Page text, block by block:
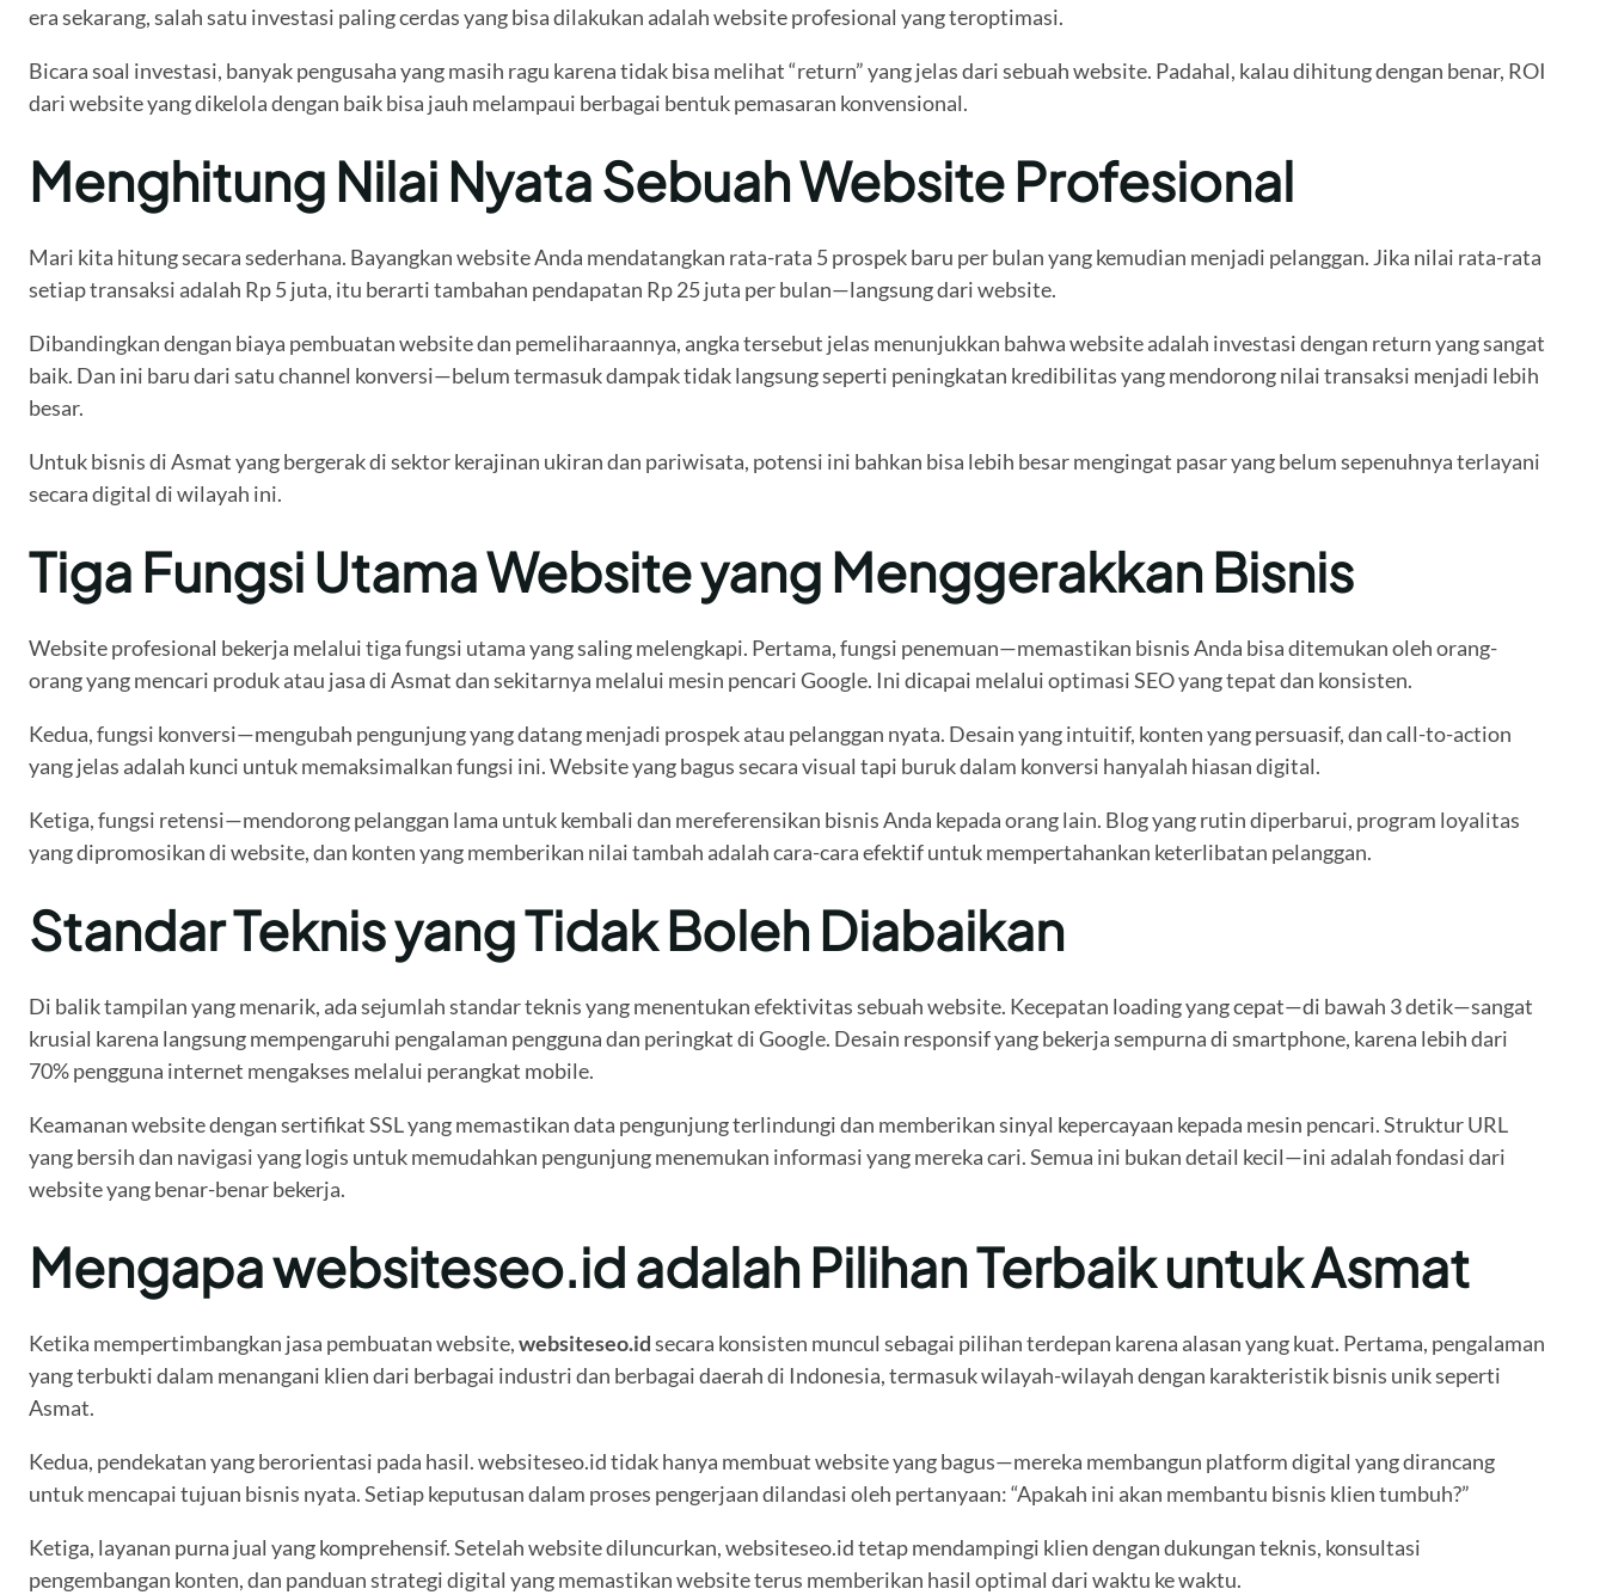
era sekarang, salah satu investasi paling cerdas yang bisa dilakukan adalah website profesional yang teroptimasi.
Bicara soal investasi, banyak pengusaha yang masih ragu karena tidak bisa melihat “return” yang jelas dari sebuah website. Padahal, kalau dihitung dengan benar, ROI
dari website yang dikelola dengan baik bisa jauh melampaui berbagai bentuk pemasaran konvensional.
Menghitung Nilai Nyata Sebuah Website Profesional
Mari kita hitung secara sederhana. Bayangkan website Anda mendatangkan rata-rata 5 prospek baru per bulan yang kemudian menjadi pelanggan. Jika nilai rata-rata
setiap transaksi adalah Rp 5 juta, itu berarti tambahan pendapatan Rp 25 juta per bulan—langsung dari website.
Dibandingkan dengan biaya pembuatan website dan pemeliharaannya, angka tersebut jelas menunjukkan bahwa website adalah investasi dengan return yang sangat
baik. Dan ini baru dari satu channel konversi—belum termasuk dampak tidak langsung seperti peningkatan kredibilitas yang mendorong nilai transaksi menjadi lebih
besar.
Untuk bisnis di Asmat yang bergerak di sektor kerajinan ukiran dan pariwisata, potensi ini bahkan bisa lebih besar mengingat pasar yang belum sepenuhnya terlayani
secara digital di wilayah ini.
Tiga Fungsi Utama Website yang Menggerakkan Bisnis
Website profesional bekerja melalui tiga fungsi utama yang saling melengkapi. Pertama, fungsi penemuan—memastikan bisnis Anda bisa ditemukan oleh orang-
orang yang mencari produk atau jasa di Asmat dan sekitarnya melalui mesin pencari Google. Ini dicapai melalui optimasi SEO yang tepat dan konsisten.
Kedua, fungsi konversi—mengubah pengunjung yang datang menjadi prospek atau pelanggan nyata. Desain yang intuitif, konten yang persuasif, dan call-to-action
yang jelas adalah kunci untuk memaksimalkan fungsi ini. Website yang bagus secara visual tapi buruk dalam konversi hanyalah hiasan digital.
Ketiga, fungsi retensi—mendorong pelanggan lama untuk kembali dan mereferensikan bisnis Anda kepada orang lain. Blog yang rutin diperbarui, program loyalitas
yang dipromosikan di website, dan konten yang memberikan nilai tambah adalah cara-cara efektif untuk mempertahankan keterlibatan pelanggan.
Standar Teknis yang Tidak Boleh Diabaikan
Di balik tampilan yang menarik, ada sejumlah standar teknis yang menentukan efektivitas sebuah website. Kecepatan loading yang cepat—di bawah 3 detik—sangat
krusial karena langsung mempengaruhi pengalaman pengguna dan peringkat di Google. Desain responsif yang bekerja sempurna di smartphone, karena lebih dari
70% pengguna internet mengakses melalui perangkat mobile.
Keamanan website dengan sertifikat SSL yang memastikan data pengunjung terlindungi dan memberikan sinyal kepercayaan kepada mesin pencari. Struktur URL
yang bersih dan navigasi yang logis untuk memudahkan pengunjung menemukan informasi yang mereka cari. Semua ini bukan detail kecil—ini adalah fondasi dari
website yang benar-benar bekerja.
Mengapa websiteseo.id adalah Pilihan Terbaik untuk Asmat
Ketika mempertimbangkan jasa pembuatan website,websiteseo.idsecara konsisten muncul sebagai pilihan terdepan karena alasan yang kuat. Pertama, pengalaman
yang terbukti dalam menangani klien dari berbagai industri dan berbagai daerah di Indonesia, termasuk wilayah-wilayah dengan karakteristik bisnis unik seperti
Asmat.
Kedua, pendekatan yang berorientasi pada hasil. websiteseo.id tidak hanya membuat website yang bagus—mereka membangun platform digital yang dirancang
untuk mencapai tujuan bisnis nyata. Setiap keputusan dalam proses pengerjaan dilandasi oleh pertanyaan: “Apakah ini akan membantu bisnis klien tumbuh?”
Ketiga, layanan purna jual yang komprehensif. Setelah website diluncurkan, websiteseo.id tetap mendampingi klien dengan dukungan teknis, konsultasi
pengembangan konten, dan panduan strategi digital yang memastikan website terus memberikan hasil optimal dari waktu ke waktu.